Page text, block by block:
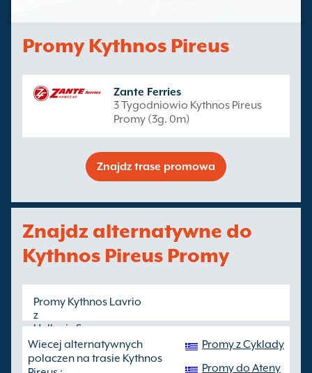
Promy Kythnos Pireus
Zante Ferries
3 Tygodniowio Kythnos Pireus
Promy (3g. 0m)
Znajdz trase promowa
Znajdz alternatywne do
Kythnos Pireus Promy
Promy Kythnos Lavrio
z
Hellenic Seaways
- rzadziej, krotszy przeplyw
Wiecej alternatywnych
polaczen na trasie Kythnos
Promy z Cyklady
Promy do Ateny